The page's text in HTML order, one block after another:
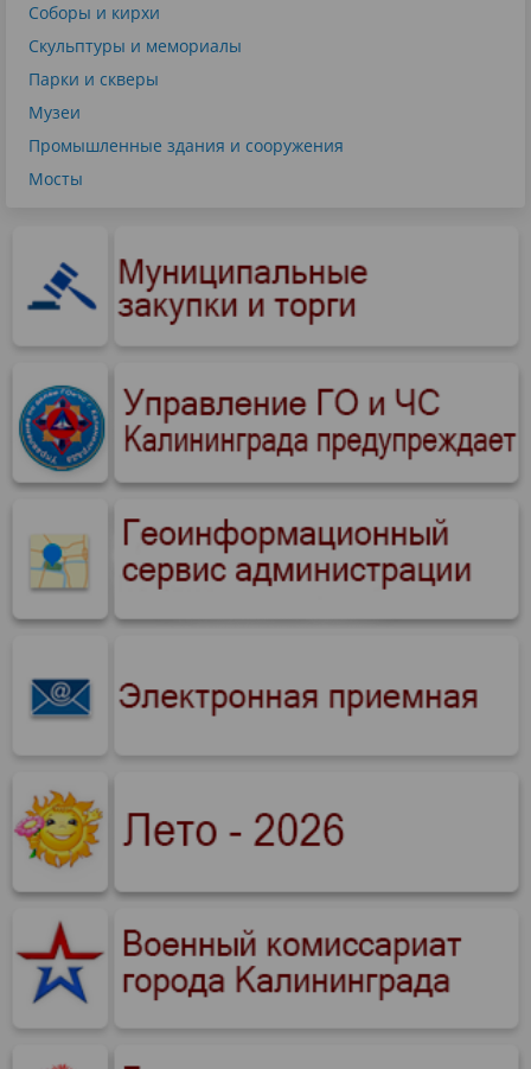
Соборы и кирхи
Скульптуры и мемориалы
Парки и скверы
Музеи
Промышленные здания и сооружения
Мосты